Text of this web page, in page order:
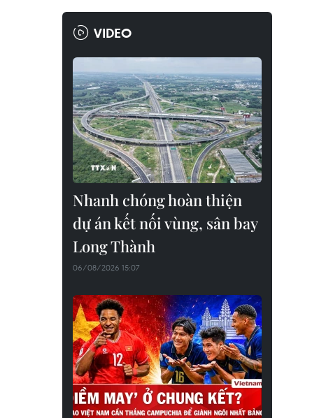
VIDEO
Nhanh chóng hoàn thiện
dự án kết nối vùng, sân bay
Long Thành
06/08/2026 15:07